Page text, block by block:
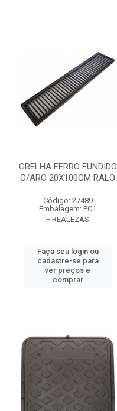
GRELHA FERRO FUNDIDO
C/ARO 20X100CM RALO
Código: 27489
Embalagem: PC1
F REALEZAS
Faça seu login ou
cadastre-se para
ver preços e
comprar